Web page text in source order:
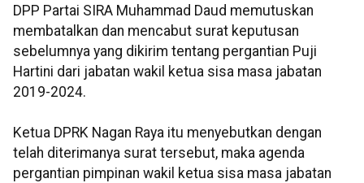
DPP Partai SIRA Muhammad Daud memutuskan
membatalkan dan mencabut surat keputusan
sebelumnya yang dikirim tentang pergantian Puji
Hartini dari jabatan wakil ketua sisa masa jabatan
2019-2024.
Ketua DPRK Nagan Raya itu menyebutkan dengan
telah diterimanya surat tersebut, maka agenda
pergantian pimpinan wakil ketua sisa masa jabatan